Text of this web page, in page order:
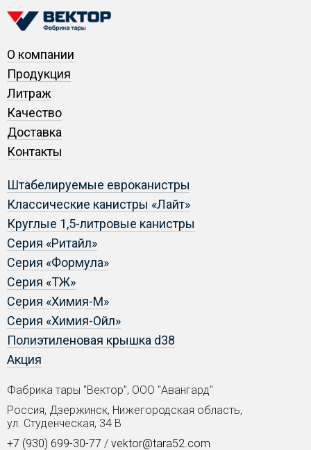
О компании
Продукция
Литраж
Качество
Доставка
Контакты
Штабелируемые евроканистры
Классические канистры «Лайт»
Круглые 1,5-литровые канистры
Серия «Ритайл»
Серия «Формула»
Серия «ТЖ»
Серия «Химия-М»
Серия «Химия-Ойл»
Полиэтиленовая крышка d38
Акция
Фабрика тары "Вектор", ООО "Авангард"
Россия, Дзержинск, Нижегородская область,
ул. Студенческая, 34 В
+7 (930) 699-30-77 / vektor@tara52.com